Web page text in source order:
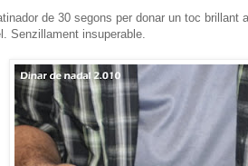
de 30 segons per donar un toc
Senzillament insuperable.